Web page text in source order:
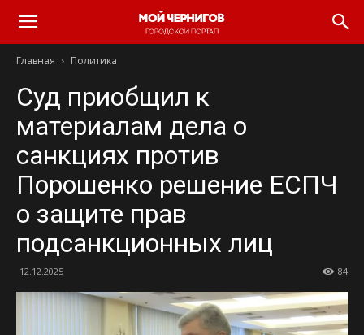
Главная Политика
Суд приобщил к
материалам дела о
санкциях против
Порошенко решение ЕСПЧ
о защите прав
подсанкционных лиц
12.12.2025 84